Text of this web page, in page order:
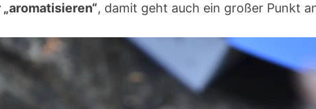
, damit geht auch ein großer Punkt